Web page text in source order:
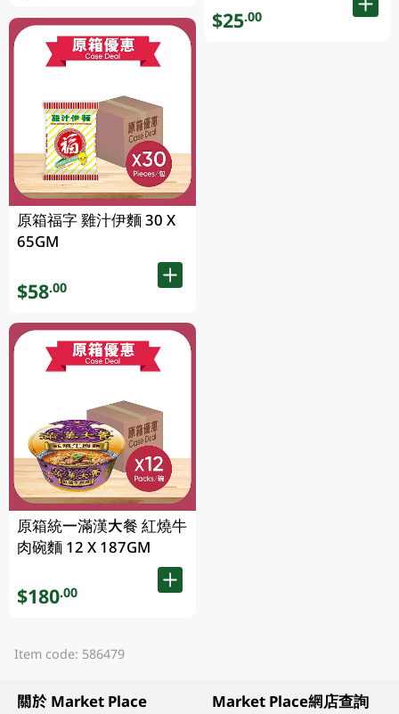
原箱福字 雞汁伊麵 30 X
65GM
$58.00
原箱統一滿漢大餐 紅燒牛
肉碗麵 12 X 187GM
$180.00
$25.00
Item code: 586479
關於 Market Place Market Place網店查詢